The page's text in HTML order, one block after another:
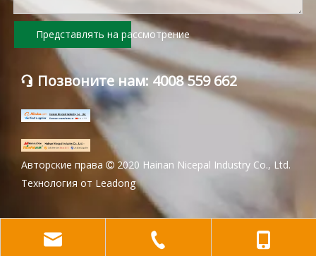
Представлять на рассмотрение
 Позвоните нам: 4008 559 662
Авторские права  2020 Hainan Nicepal Industry Co., Ltd.
Технология от Leadong